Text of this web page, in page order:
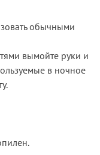
обычными
вымойте руки и
в ночное